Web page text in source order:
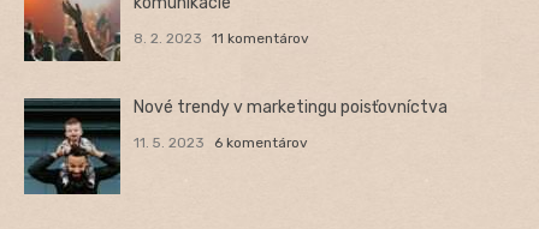
8. 2. 2023 11 komentárov
Nové trendy v marketingu poisťovníctva
11. 5. 2023 6 komentárov